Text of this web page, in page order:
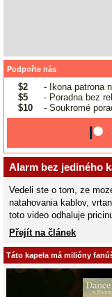
Podpořte nás
$2
- Ikona patrona
$5
- Poradna bez
$10
- Soukromé
Alarm bez jediného
Vedeli ste o tom, ze
natahovania kablov,
toto video odhaluje
Přejít na článek
Táto kapela má milióny